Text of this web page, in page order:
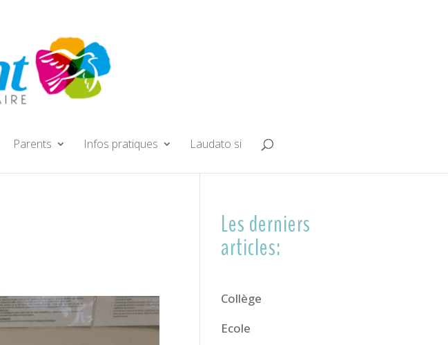
Parents Infos pratiques Laudato si
Les derniers
articles:
Collège
Ecole